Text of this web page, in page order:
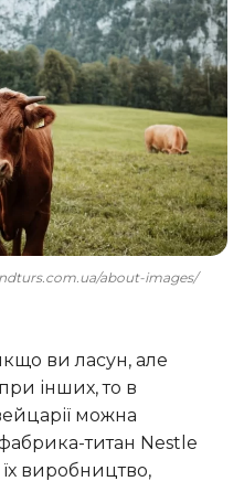
about-images/
інших, то в
можна
титан Nestle
виробництво,